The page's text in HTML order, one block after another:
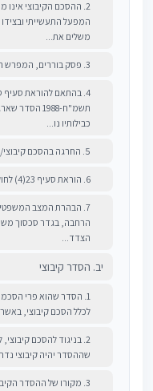
2. ההסכם הקיבוצי
המפעל התעשייתי
משלים את...
3. פסק בוררים, המפרש הסכם קיבוצי, לא יוכר כהסכם קיבוצי.
תשמ"ח-1988
כבילותיו נו...
5. החרגה בהסכם קיבוצי/תחולת הסכם קיבוצי
6. הוראת סעיף 23(4) לחוק חוזים אחידים, התשמ"ג – 1982
7. הבהרת המצב המשפטי
הרחבה, בגדר סכסוך
הצדד...
יב. הסדר קיבוצי
1. הסדר שהוא פרי
לכלל הסכם קיבוצי,
2. בניגוד להסכם
שההסדר יהיה קיבוצי
3. מקורו של ההסדר